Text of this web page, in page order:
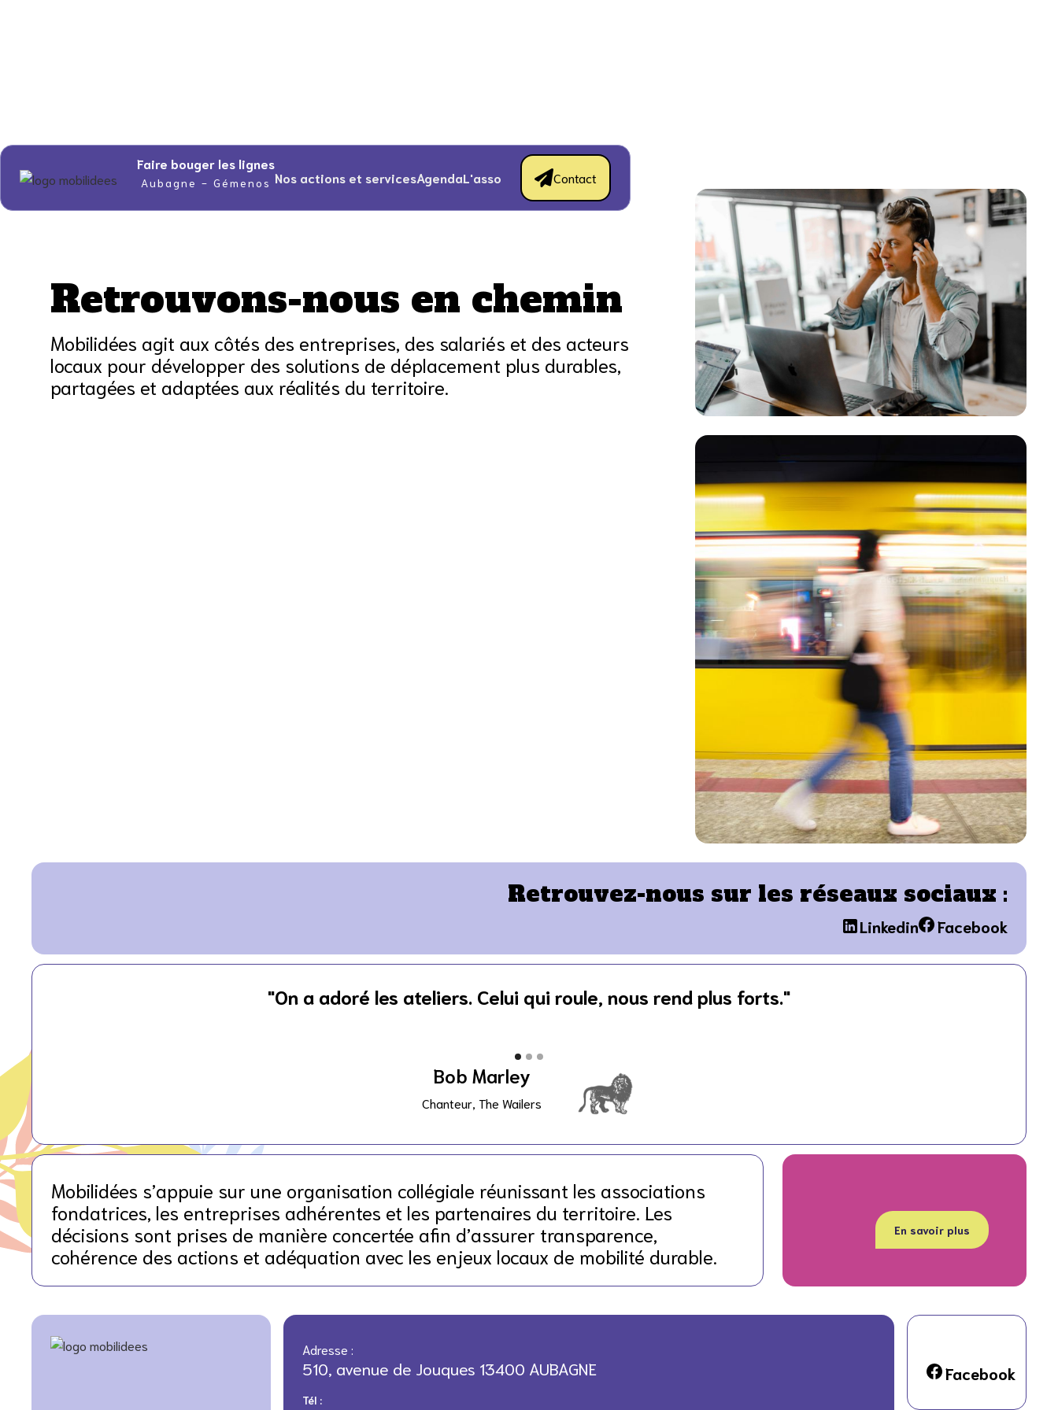
Faire bouger les lignes
Aubagne - Gémenos Nos actions et servicesAgendaL'asso Contact
Retrouvons-nous en chemin
Mobilidées agit aux côtés des entreprises, des salariés et des acteurs
locaux pour développer des solutions de déplacement plus durables,
partagées et adaptées aux réalités du territoire.
Retrouvez-nous sur les réseaux sociaux :
Linkedin Facebook
"On a adoré les ateliers. Celui qui roule, nous rend plus forts."
Bob Marley
Chanteur, The Wailers
Mobilidées s’appuie sur une organisation collégiale réunissant les associations
fondatrices, les entreprises adhérentes et les partenaires du territoire. Les
décisions sont prises de manière concertée afin d’assurer transparence,
cohérence des actions et adéquation avec les enjeux locaux de mobilité durable.
En savoir plus
Adresse :
510, avenue de Jouques 13400 AUBAGNE
Tél :
Facebook